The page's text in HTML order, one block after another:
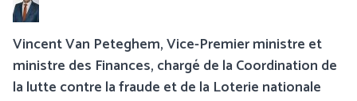
Vincent Van Peteghem, Vice-Premier ministre et
ministre des Finances, chargé de la Coordination de
la lutte contre la fraude et de la Loterie nationale